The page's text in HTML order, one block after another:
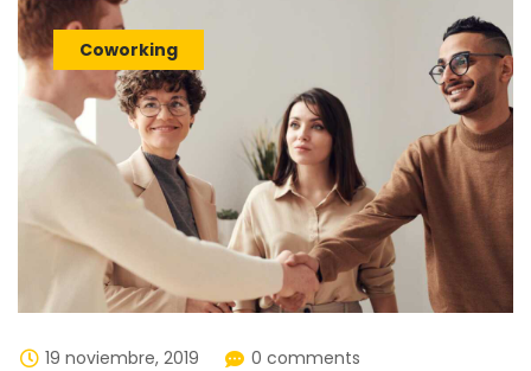
Coworking
19 noviembre, 2019 0 comments